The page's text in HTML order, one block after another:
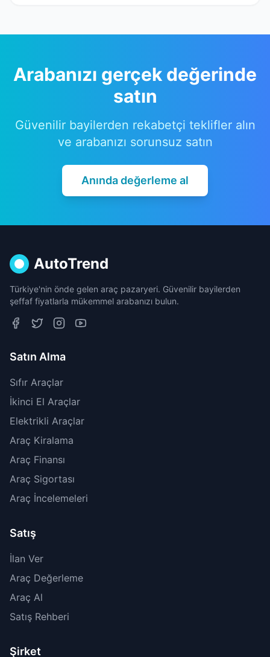
Arabanızı gerçek değerinde
satın
Güvenilir bayilerden rekabetçi teklifler alın
ve arabanızı sorunsuz satın
Anında değerleme al
AutoTrend
Türkiye'nin önde gelen araç pazaryeri. Güvenilir bayilerden
şeffaf fiyatlarla mükemmel arabanızı bulun.
Satın Alma
Sıfır Araçlar
İkinci El Araçlar
Elektrikli Araçlar
Araç Kiralama
Araç Finansı
Araç Sigortası
Araç İncelemeleri
Satış
İlan Ver
Araç Değerleme
Araç Al
Satış Rehberi
Şirket